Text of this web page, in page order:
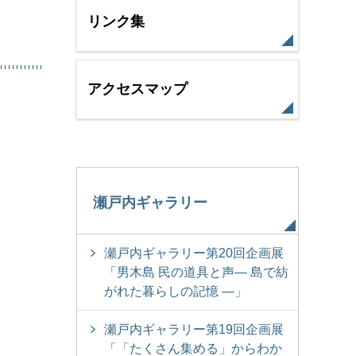
リンク集
アクセスマップ
瀬戸内ギャラリー
瀬戸内ギャラリー第20回企画展
「男木島 民の道具と声― 島で紡
がれた暮らしの記憶 ―」
瀬戸内ギャラリー第19回企画展
「「たくさん集める」からわか